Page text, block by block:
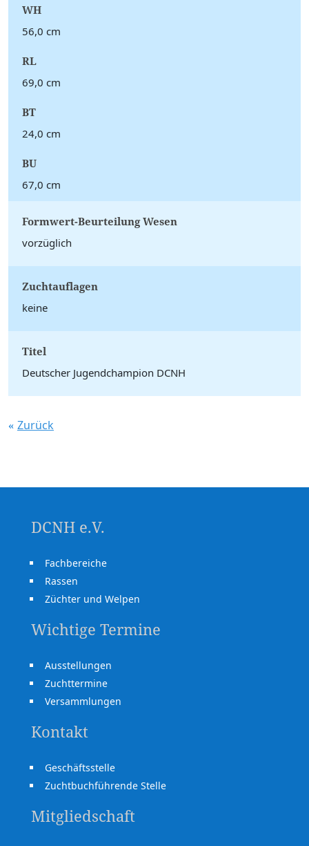
WH
56,0 cm
RL
69,0 cm
BT
24,0 cm
BU
67,0 cm
Formwert-Beurteilung Wesen
vorzüglich
Zuchtauflagen
keine
Titel
Deutscher Jugendchampion DCNH
Zurück
DCNH e.V.
Fachbereiche
Rassen
Züchter und Welpen
Wichtige Termine
Ausstellungen
Zuchttermine
Versammlungen
Kontakt
Geschäftsstelle
Zuchtbuchführende Stelle
Mitgliedschaft